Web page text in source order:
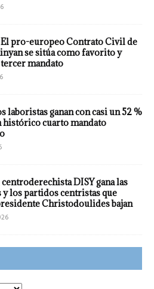
El pro-europeo Contrato Civil de
se sitúa como favorito y
mandato
laboristas ganan con casi un 52 %
histórico cuarto mandato
centroderechista DISY gana las
los partidos centristas que
Christodoulides bajan